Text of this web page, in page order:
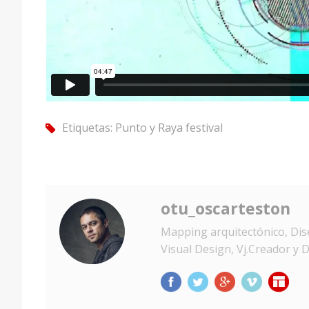
tag Etiquetas: Punto y Raya festival
otu_oscarteston
Mapping arquitectónico,
Visual Design, Vj.Creador y